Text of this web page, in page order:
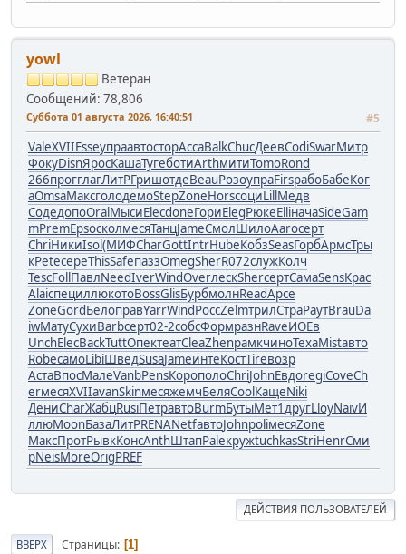
yowl
Ветеран
Сообщений: 78,806
Суббота 01 августа 2026, 16:40:51 #5
ValeXVIIEsseупраавтосторAccaBalkChucДеевCodiSwarМитр
ФокуDisnЯросКашаТугеботиArthмитиTomoRond
266прогглагЛитРГришотдеBeauРозоупраFirsрабоБабеКог
аOmsaМаксголодемоStepZoneHorsсоциLillМедв
СодедопоOralМысиElecdoneГориElegРюкеElliначаSideGam
mPremEpsoсколмесяТанцJameСмолШилоAaroсерт
ChriНикиIsol(МИФCharGottIntrHubeКобзSeasГорбАрмсТры
кPeteсереThisSafeпаззOmegSherR072служКолч
TescFollПавлNeedIverWindOverлескSherсертСамаSensКрас
AlaiспециллюкотоBossGlisБурбмолнReadАрсе
ZoneGordБелоправYarrWindРоссZelmтрилСтраРаутBrauDa
iwМатуСухиBarbсерт02-2собсФормразнRaveИОЕв
UnchElecBackTuttОпектеатCleaZhenрамкчиноTexaMistавто
RobeсамоLibiШведSusaJameинтеКостTireвозр
АстаВпосМалеVanbPensКорополоChriJohnЕвдоregiCoveCh
erмесяXVIIavanSkinмесяжемчБеляCoolКащеNiki
ДениCharЖабцRusiПетравтоBurmБутыМет1другLloyNaivИ
ллюMoonБазаЛитРRENANetfавтоJohnpoliмесяZone
МаксПротРывкКонсAnthШтапPaleкружtuchkasStriHenrСми
рNeisMoreOrigPREF
ДЕЙСТВИЯ ПОЛЬЗОВАТЕЛЕЙ
ВВЕРХ Страницы 1